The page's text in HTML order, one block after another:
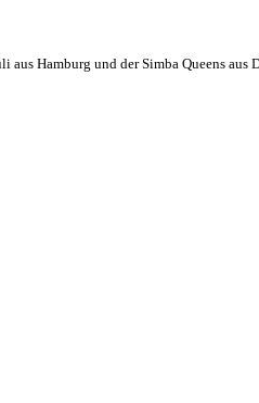
Hamburg und der Simba Queens aus